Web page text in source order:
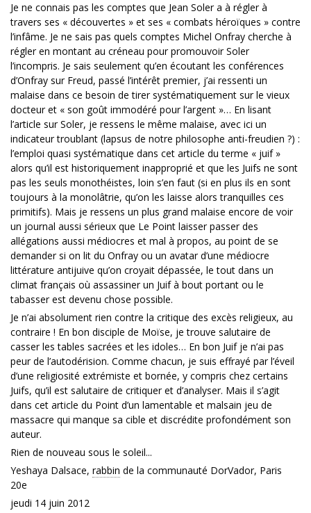
Je ne connais pas les comptes que Jean Soler a à régler à
travers ses « découvertes » et ses « combats héroïques » contre
l’infâme. Je ne sais pas quels comptes Michel Onfray cherche à
régler en montant au créneau pour promouvoir Soler
l’incompris. Je sais seulement qu’en écoutant les conférences
d’Onfray sur Freud, passé l’intérêt premier, j’ai ressenti un
malaise dans ce besoin de tirer systématiquement sur le vieux
docteur et « son goût immodéré pour l’argent »… En lisant
l’article sur Soler, je ressens le même malaise, avec ici un
indicateur troublant (lapsus de notre philosophe anti-freudien ?) :
l’emploi quasi systématique dans cet article du terme « juif »
alors qu’il est historiquement inapproprié et que les Juifs ne sont
pas les seuls monothéistes, loin s’en faut (si en plus ils en sont
toujours à la monolâtrie, qu’on les laisse alors tranquilles ces
primitifs). Mais je ressens un plus grand malaise encore de voir
un journal aussi sérieux que Le Point laisser passer des
allégations aussi médiocres et mal à propos, au point de se
demander si on lit du Onfray ou un avatar d’une médiocre
littérature antijuive qu’on croyait dépassée, le tout dans un
climat français où assassiner un Juif à bout portant ou le
tabasser est devenu chose possible.
Je n’ai absolument rien contre la critique des excès religieux, au
contraire ! En bon disciple de Moïse, je trouve salutaire de
casser les tables sacrées et les idoles… En bon Juif je n’ai pas
peur de l’autodérision. Comme chacun, je suis effrayé par l’éveil
d’une religiosité extrémiste et bornée, y compris chez certains
Juifs, qu’il est salutaire de critiquer et d’analyser. Mais il s’agit
dans cet article du Point d’un lamentable et malsain jeu de
massacre qui manque sa cible et discrédite profondément son
auteur.
Rien de nouveau sous le soleil...
Yeshaya Dalsace, rabbin de la communauté DorVador, Paris
20e
jeudi 14 juin 2012